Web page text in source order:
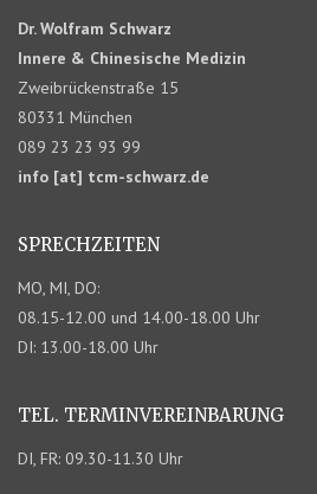
Dr. Wolfram Schwarz
Innere & Chinesische Medizin
Zweibrückenstraße 15
80331 München
089 23 23 93 99
info [at] tcm-schwarz.de
SPRECHZEITEN
MO, MI, DO:
08.15-12.00 und 14.00-18.00 Uhr
DI: 13.00-18.00 Uhr
TEL. TERMIN­VEREINBARUNG
DI, FR: 09.30-11.30 Uhr